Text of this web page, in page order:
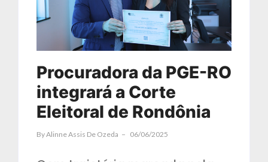
Procuradora da PGE-RO
integrará a Corte
Eleitoral de Rondônia
ByAlinne Assis De Ozeda 06/06/2025